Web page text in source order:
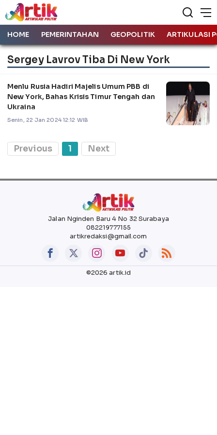
HOME PEMERINTAHAN GEOPOLITIK ARTIKULASI
Sergey Lavrov Tiba Di New York
Menlu Rusia Hadiri Majelis Umum PBB di
New York, Bahas Krisis Timur Tengah dan
Ukraina
Senin, 22 Jan 2024 12:12 WIB
Previous 1 Next
Jalan Nginden Baru 4 No 32 Surabaya
082219777155
artikredaksi@gmail.com
©2026 artik.id